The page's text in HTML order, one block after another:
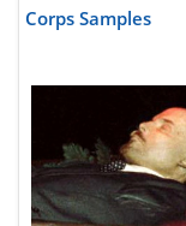
Corps Samples